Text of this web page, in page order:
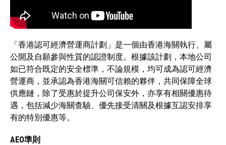
「香港認可經濟營運商計劃」是一個由香港海關執行、屬
公開及自願參與性質的認證制度。根據該計劃，本地公司
如已符合既定的安全標準，不論規模，均可成為認可經濟
營運商，並承認為香港海關可信賴的夥伴，共同保障全球
供應鏈，除了受惠於提升公司保安外，亦享有相關優惠待
遇，包括減少海關查驗、優先接受清關及根據互認安排享
有的特別優惠等。
AEO準則